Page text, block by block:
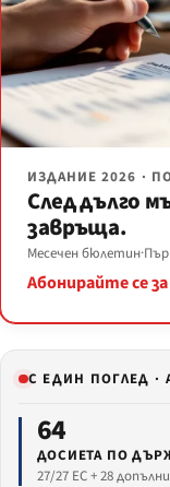
ИЗДАНИЕ 2026 ·
След дълго
завръща.
Месечен бюлетин·
Абонирайте се
С ЕДИН ПОГЛЕД ·
64
ДОСИЕТА ПО
27/27 ЕС + 28